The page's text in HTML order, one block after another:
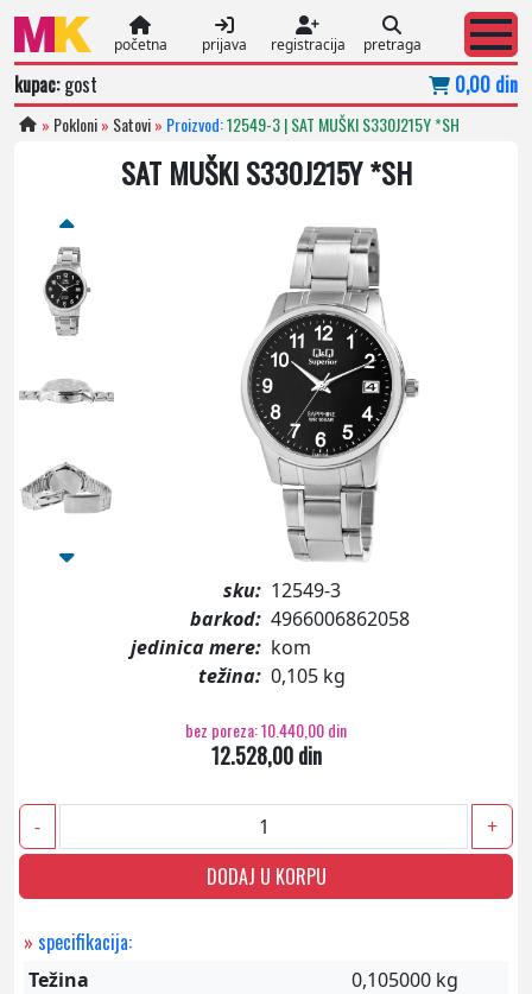
početna prijava registracija pretraga
kupac:gost 0,00 din
» Pokloni» Satovi» Proizvod:12549-3 | SAT MUŠKI S330J215Y *SH
SAT MUŠKI S330J215Y *SH
sku: 12549-3
barkod: 4966006862058
jedinica mere: kom
težina: 0,105 kg
bez poreza: 10.440,00 din
12.528,00 din
- +
DODAJ U KORPU
» specifikacija:
Težina 0,105000 kg